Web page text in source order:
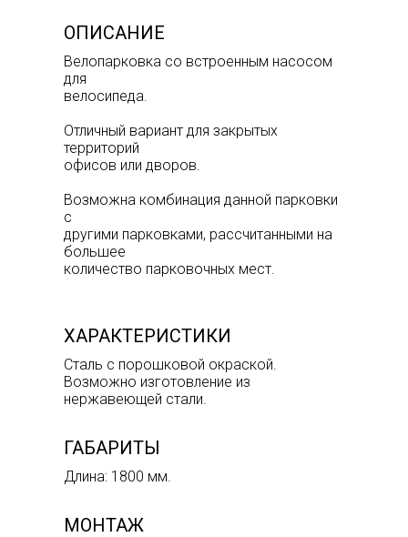
ОПИСАНИЕ
Велопарковка со встроенным насосом
для
велосипеда.
Отличный вариант для закрытых
территорий
офисов или дворов.
Возможна комбинация данной парковки
с
другими парковками, рассчитанными на
большее
количество парковочных мест.
ХАРАКТЕРИСТИКИ
Сталь с порошковой окраской.
Возможно изготовление из
нержавеющей стали.
ГАБАРИТЫ
Длина: 1800 мм.
МОНТАЖ